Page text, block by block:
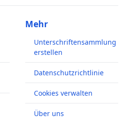
Mehr
Unterschriftensammlung
erstellen
Datenschutzrichtlinie
Cookies verwalten
Über uns